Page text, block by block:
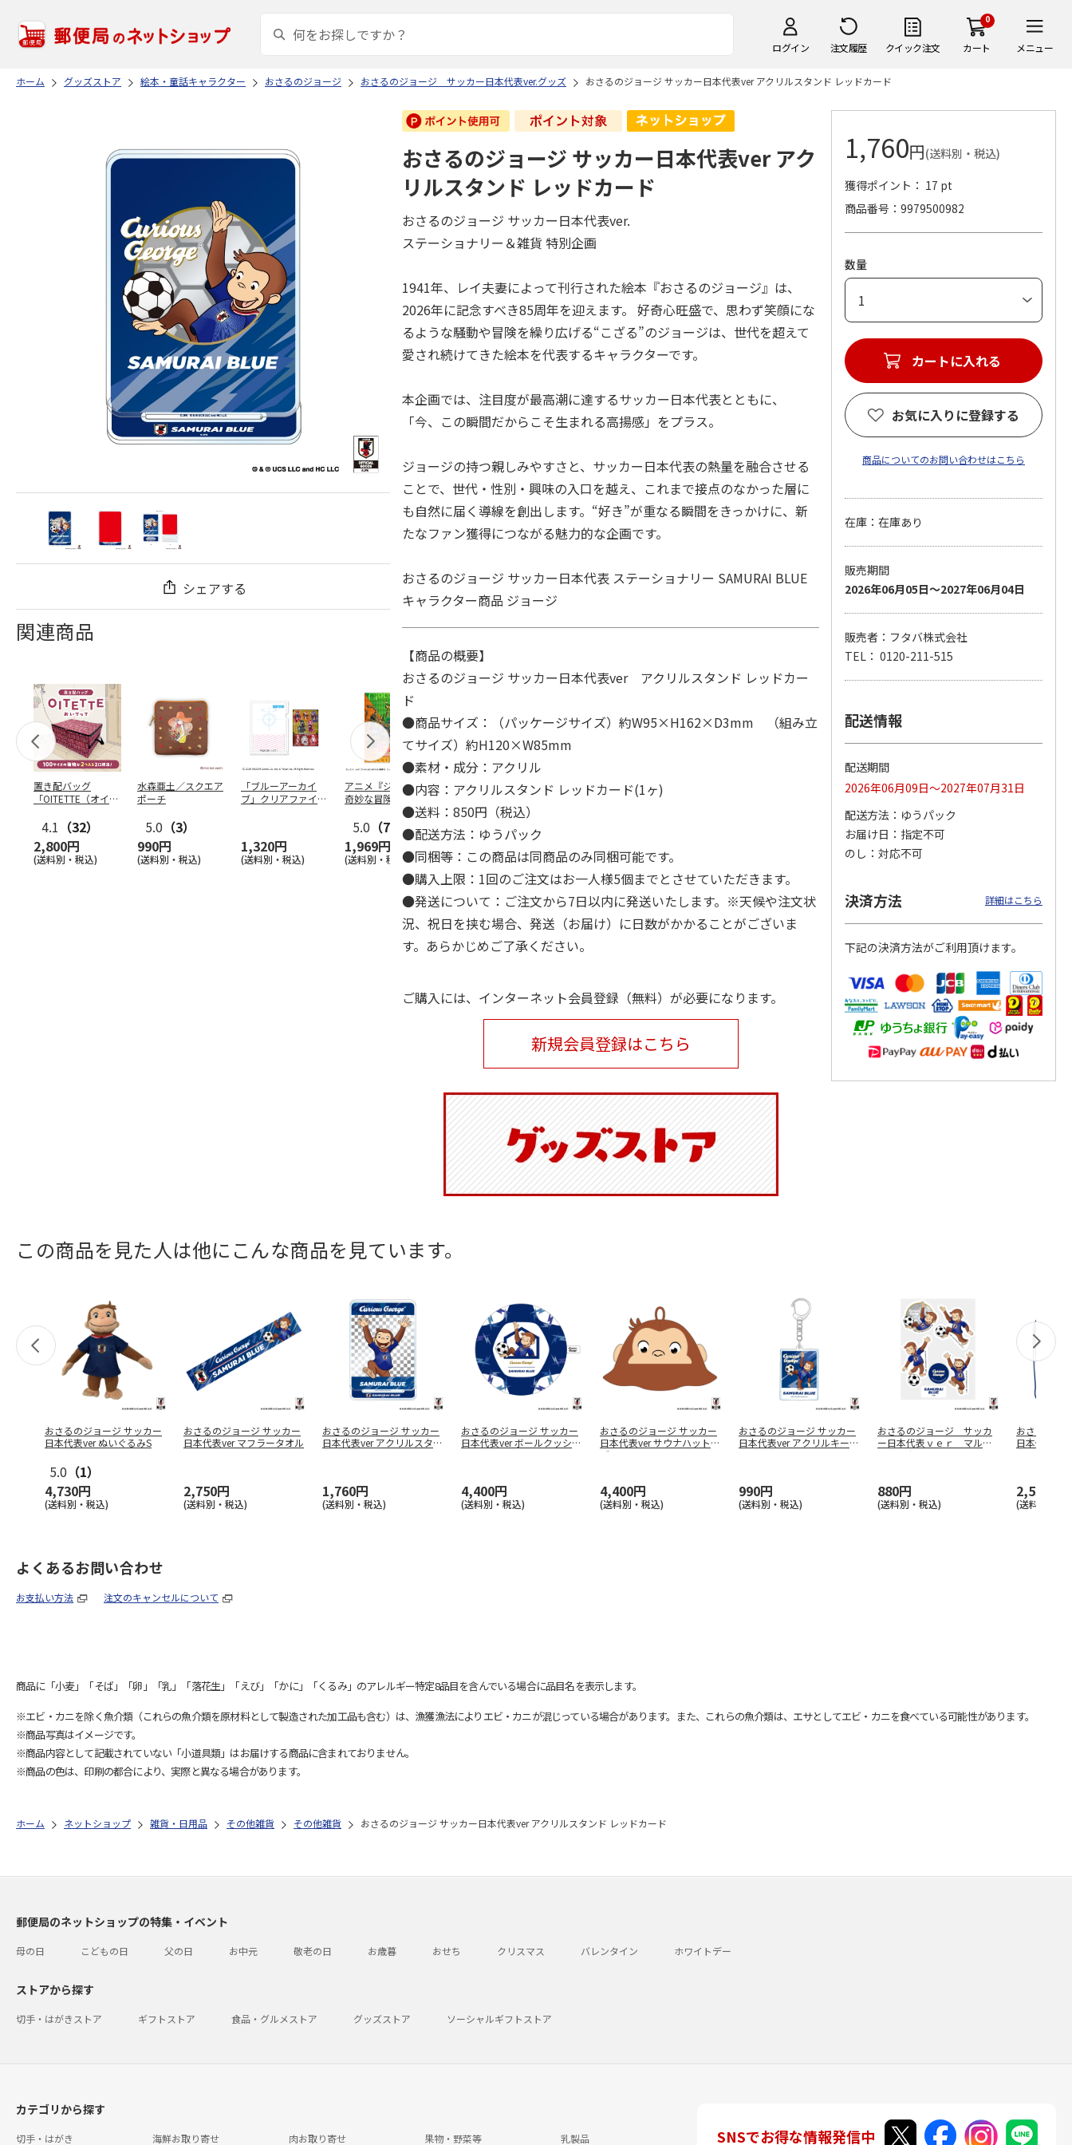
ログイン 注文履歴 クイック注文
0
カート メニュー
ホーム グッズストア 絵本・童話キャラクター おさるのジョージ おさるのジョージ サッカー日本代表ver.グッズ おさるのジョージ サッカー日本代表ver アクリルスタンド レッドカード
シェアする
関連商品
置き配バッグ
「OITETTE（オイテ
4.1 （32）
2,800円
(送料別・税込)
水森亜土／スクエア
ポーチ
5.0 （3）
990円
(送料別・税込)
「ブルーアーカイ
ブ」クリアファイル
1,320円
(送料別・税込)
アニメ『ジョジョの
奇妙な冒険 黄金の
風』チョコラータと
セッ…
5.0 （7）
1,969円
(送料別・税込)
水森亜土／ステッカ
ーセット
600円
(送料別・税込)
リラックマ／マルチ
ケース
(送料別・税込)
令和八年七月場所
優勝力士純金製小判
(送料・税込)
「犬夜叉」アクリル
（殺生丸）
5.0 （4）
3,300円
(送料別・税込)
大谷翔平 THE
おさるのジョージ サッカー日本代表ver アク
リルスタンド レッドカード
おさるのジョージ サッカー日本代表ver.
ステーショナリー＆雑貨 特別企画
1941年、レイ夫妻によって刊行された絵本『おさるのジョージ』は、
2026年に記念すべき85周年を迎えます。 好奇心旺盛で、思わず笑顔にな
るような騒動や冒険を繰り広げる“こざる”のジョージは、世代を超えて
愛され続けてきた絵本を代表するキャラクターです。
本企画では、注目度が最高潮に達するサッカー日本代表とともに、
「今、この瞬間だからこそ生まれる高揚感」をプラス。
ジョージの持つ親しみやすさと、サッカー日本代表の熱量を融合させる
ことで、世代・性別・興味の入口を越え、これまで接点のなかった層に
も自然に届く導線を創出します。“好き”が重なる瞬間をきっかけに、新
たなファン獲得につながる魅力的な企画です。
おさるのジョージ サッカー日本代表 ステーショナリー SAMURAI BLUE
キャラクター商品 ジョージ
【商品の概要】
おさるのジョージ サッカー日本代表ver アクリルスタンド レッドカー
ド
●商品サイズ：（パッケージサイズ）約W95×H162×D3mm （組み立
てサイズ）約H120×W85mm
●素材・成分：アクリル
●内容：アクリルスタンド レッドカード(1ヶ)
●送料：850円（税込）
●配送方法：ゆうパック
●同梱等：この商品は同商品のみ同梱可能です。
●購入上限：1回のご注文はお一人様5個までとさせていただきます。
●発送について：ご注文から7日以内に発送いたします。※天候や注文状
況、祝日を挟む場合、発送（お届け）に日数がかかることがございま
す。あらかじめご了承ください。
ご購入には、インターネット会員登録（無料）が必要になります。
新規会員登録はこちら
1,760円(送料別・税込)
獲得ポイント： 17 pt
商品番号
9979500982
数量
カートに入れる
お気に入りに登録する
商品についてのお問い合わせはこちら
在庫：在庫あり
販売期間
2026年06月05日～2027年06月04日
販売者：フタバ株式会社
TEL： 0120-211-515
配送情報
配送期間
2026年06月09日～2027年07月31日
配送方法
ゆうパック
お届け日
指定不可
のし
対応不可
決済方法 詳細はこちら
下記の決済方法がご利用頂けます。
この商品を見た人は他にこんな商品を見ています。
おさるのジョージ サッカー
日本代表ver ぬいぐるみS
5.0 （1）
4,730円
(送料別・税込)
おさるのジョージ サッカー
日本代表ver マフラータオル
2,750円
(送料別・税込)
おさるのジョージ サッカー
日本代表ver アクリルスタン
1,760円
(送料別・税込)
おさるのジョージ サッカー
日本代表ver ボールクッショ
4,400円
(送料別・税込)
おさるのジョージ サッカー
日本代表ver サウナハット
ブ
4,400円
(送料別・税込)
おさるのジョージ サッカー
日本代表ver アクリルキーホ
990円
(送料別・税込)
おさるのジョージ サッカ
ー日本代表ｖｅｒ マルチ
ステッカー
880円
(送料別・税込)
おさるのジ
日本代表ver
2,530円
(送料別・税
よくあるお問い合わせ
お支払い方法 注文のキャンセルについて
商品に「小麦」「そば」「卵」「乳」「落花生」「えび」「かに」「くるみ」のアレルギー特定8品目を含んでいる場合に品目名を表示します。
※エビ・カニを除く魚介類（これらの魚介類を原材料として製造された加工品も含む）は、漁獲漁法によりエビ・カニが混じっている場合があります。また、これらの魚介類は、エサとしてエビ・カニを食べている可能性があります。
※商品写真はイメージです。
※商品内容として記載されていない「小道具類」はお届けする商品に含まれておりません。
※商品の色は、印刷の都合により、実際と異なる場合があります。
ホーム ネットショップ 雑貨・日用品 その他雑貨 その他雑貨 おさるのジョージ サッカー日本代表ver アクリルスタンド レッドカード
郵便局のネットショップの特集・イベント
母の日 こどもの日 父の日 お中元 敬老の日 お歳暮 おせち クリスマス バレンタイン ホワイトデー
ストアから探す
切手・はがきストア ギフトストア 食品・グルメストア グッズストア ソーシャルギフトストア
カテゴリから探す
切手・はがき 海鮮お取り寄せ 肉お取り寄せ 果物・野菜等 乳製品 SNSでお得な情報発信中